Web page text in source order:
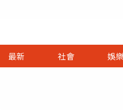
最新 社會 娛樂
娛樂首頁
即時
財經首頁
熱線
政